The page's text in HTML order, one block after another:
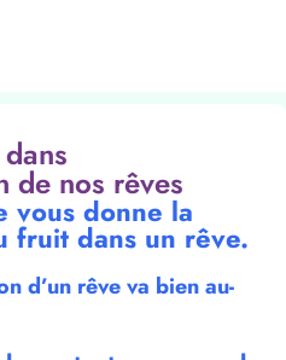
de nos rêves
vous donne la
fruit dans un rêve.
d’un rêve va bien au-